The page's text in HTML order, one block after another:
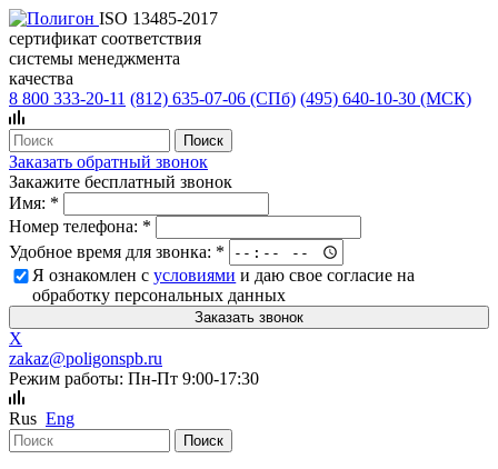
ISO 13485-2017
сертификат соответствия
системы менеджмента
качества
8 800 333-20-11 (812) 635-07-06 (СПб) (495) 640-10-30 (МСК)
Заказать обратный звонок
Закажите бесплатный звонок
Имя: *
Номер телефона: *
Удобное время для звонка: *
Я ознакомлен сусловиями и даю свое согласие на
обработку персональных данных
X
zakaz@poligonspb.ru
Режим работы: Пн-Пт 9:00-17:30
Rus Eng